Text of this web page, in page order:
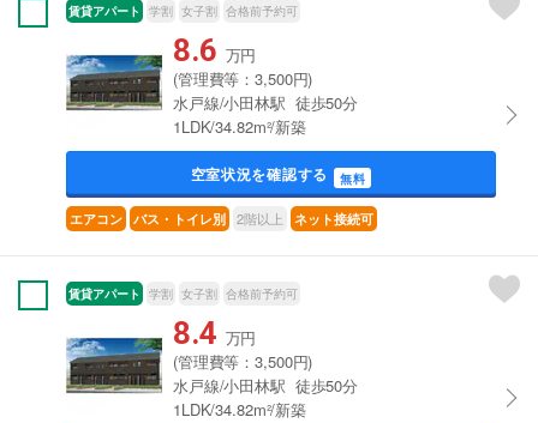
賃貸アパート 学割 女子割 合格前予約可
8.6 万円
(管理費等：3,500円)
水戸線/小田林駅 徒歩50分
1LDK/34.82m²/新築
空室状況を確認する 無料
エアコン バス・トイレ別 2階以上 ネット接続可
賃貸アパート 学割 女子割 合格前予約可
8.4 万円
(管理費等：3,500円)
水戸線/小田林駅 徒歩50分
1LDK/34.82m²/新築